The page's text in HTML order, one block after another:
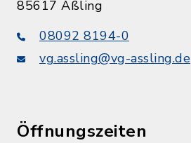
85617 Aßling
08092 8194-0
vg.assling@vg-assling.de
Öffnungszeiten